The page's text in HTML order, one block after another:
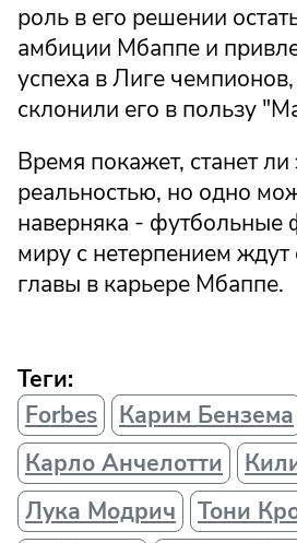
роль в его решении
амбиции Мбаппе и
успеха в Лиге
склонили его в пользу
Время покажет, станет ли
реальностью, но одно
наверняка - футбольные
миру с нетерпением
главы в карьере Мбаппе.
Теги:
Forbes
Карим Бензема
Карло Анчелотти
Лука Модрич
Тони